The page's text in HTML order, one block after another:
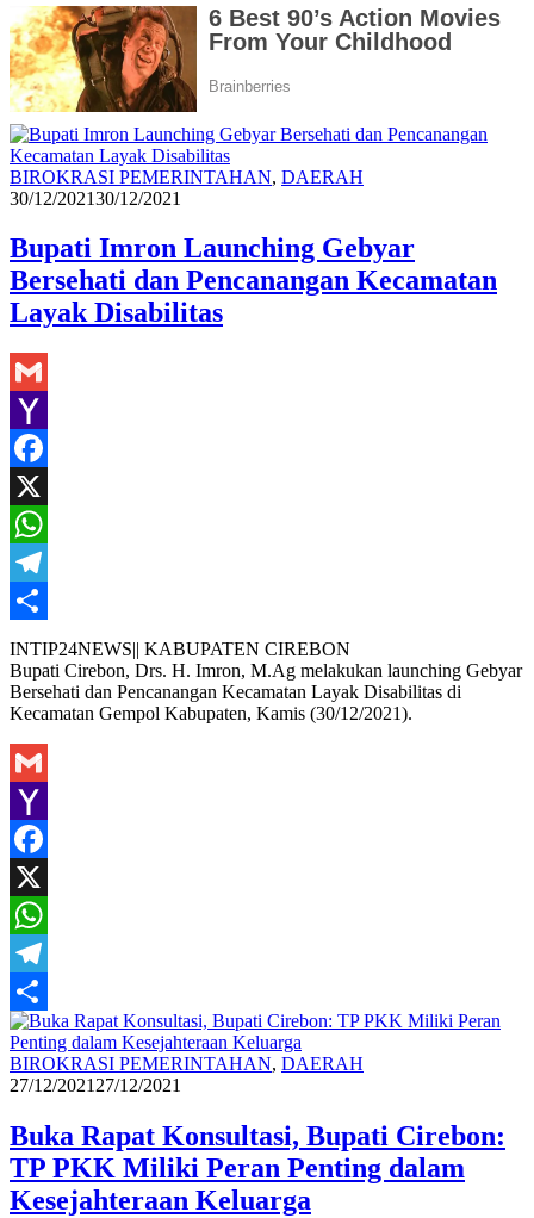
BIROKRASI PEMERINTAHAN, DAERAH
30/12/202130/12/2021
Bupati Imron Launching Gebyar
Bersehati dan Pencanangan Kecamatan
Layak Disabilitas
Gmail
Yahoo
Mail
Facebook
X
WhatsApp
Telegram
Share
INTIP24NEWS|| KABUPATEN CIREBON
Bupati Cirebon, Drs. H. Imron, M.Ag melakukan launching Gebyar
Bersehati dan Pencanangan Kecamatan Layak Disabilitas di
Kecamatan Gempol Kabupaten, Kamis (30/12/2021).
Gmail
Yahoo
Mail
Facebook
X
WhatsApp
Telegram
Share
BIROKRASI PEMERINTAHAN, DAERAH
27/12/2021 27/12/2021
Buka Rapat Konsultasi, Bupati Cirebon:
TP PKK Miliki Peran Penting dalam
Kesejahteraan Keluarga